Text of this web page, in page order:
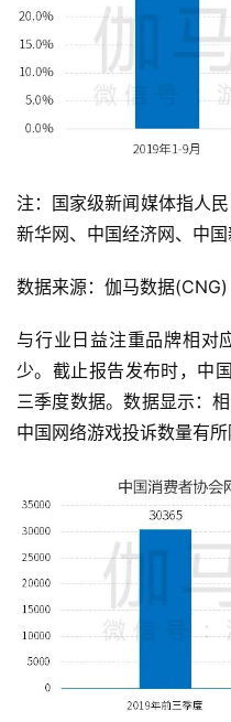
注：国家级新闻媒体指人
新华网、中国经济网、中
数据来源：伽马数据(CNG)
与行业日益注重品牌相对
少。截止报告发布时，中
三季度数据。数据显示：
中国网络游戏投诉数量有所